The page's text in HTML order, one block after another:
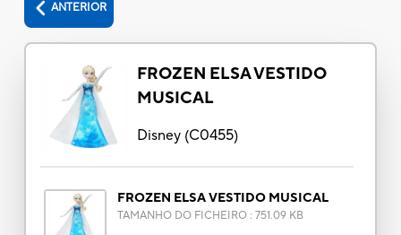
ANTERIOR
FROZEN ELSA VESTIDO
MUSICAL
Disney(C0455)
FROZEN ELSA VESTIDO MUSICAL
TAMANHO DO FICHEIRO: 751.09 KB